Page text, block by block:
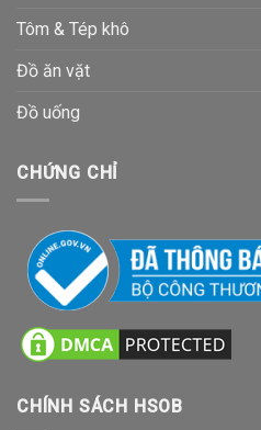
Tôm & Tép khô
Đồ ăn vặt
Đồ uống
CHỨNG CHỈ
CHÍNH SÁCH HSOB